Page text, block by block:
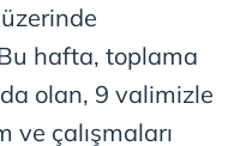
hafta, toplama
olan, 9 valimizle
çalışmaları